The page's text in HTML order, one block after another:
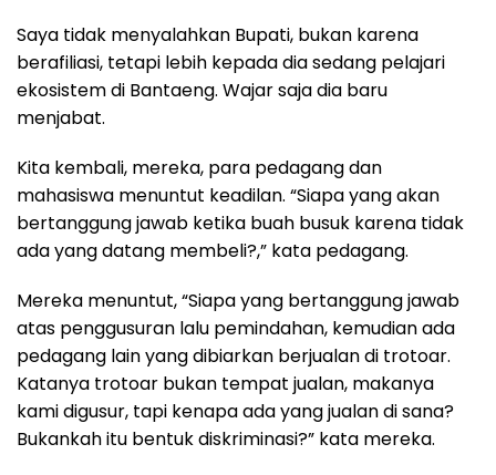
Saya tidak menyalahkan Bupati, bukan karena
berafiliasi, tetapi lebih kepada dia sedang pelajari
ekosistem di Bantaeng. Wajar saja dia baru
menjabat.
Kita kembali, mereka, para pedagang dan
mahasiswa menuntut keadilan. “Siapa yang akan
bertanggung jawab ketika buah busuk karena tidak
ada yang datang membeli?,” kata pedagang.
Mereka menuntut, “Siapa yang bertanggung jawab
atas penggusuran lalu pemindahan, kemudian ada
pedagang lain yang dibiarkan berjualan di trotoar.
Katanya trotoar bukan tempat jualan, makanya
kami digusur, tapi kenapa ada yang jualan di sana?
Bukankah itu bentuk diskriminasi?” kata mereka.